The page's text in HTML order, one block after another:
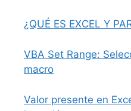
¿QUÉ ES EXCEL Y
VBA Set Range:
macro
Valor presente en